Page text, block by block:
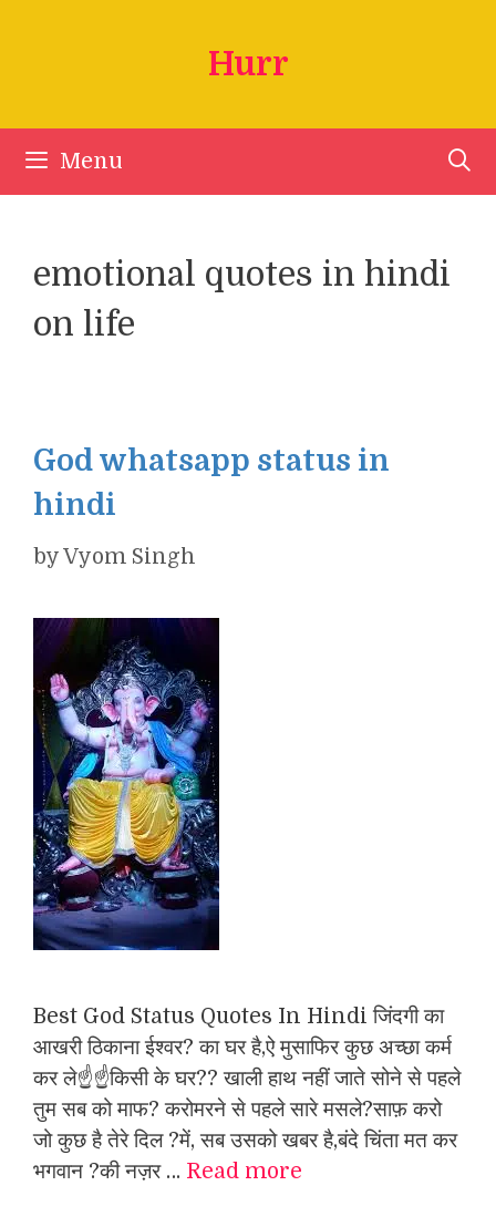
Hurr
Menu
emotional quotes in hindi
on life
God whatsapp status in
hindi
byVyom Singh
Best God Status Quotes In Hindi जिंदगी का
आखरी ठिकाना ईश्वर? का घर है,ऐ मुसाफिर कुछ अच्छा कर्म
कर ले☝☝किसी के घर?? खाली हाथ नहीं जाते सोने से पहले
तुम सब को माफ? करोमरने से पहले सारे मसले?साफ़ करो
जो कुछ है तेरे दिल ?में, सब उसको खबर है,बंदे चिंता मत कर
भगवान ?की नज़र … Read more